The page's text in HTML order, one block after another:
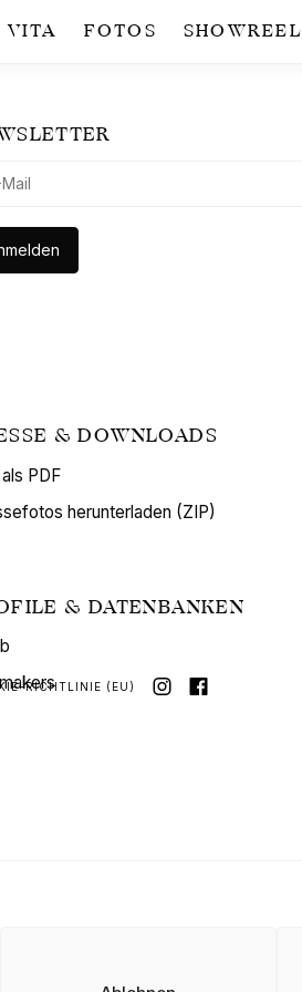
VITA FOTOS SHOWREEL
& DOWNLOADS
PDF
herunterladen (ZIP)
& DATENBANKEN
RICHTLINIE (EU)